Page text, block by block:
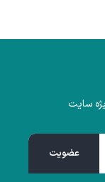
سایت